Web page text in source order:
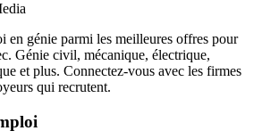
en génie parmi les meilleures offres pour
Génie civil, mécanique, électrique,
et plus. Connectez-vous avec les firmes
qui recrutent.